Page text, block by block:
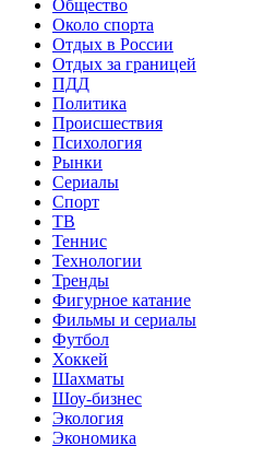
Общество
Около спорта
Отдых в России
Отдых за границей
ПДД
Политика
Происшествия
Психология
Рынки
Сериалы
Спорт
ТВ
Теннис
Технологии
Тренды
Фигурное катание
Фильмы и сериалы
Футбол
Хоккей
Шахматы
Шоу-бизнес
Экология
Экономика